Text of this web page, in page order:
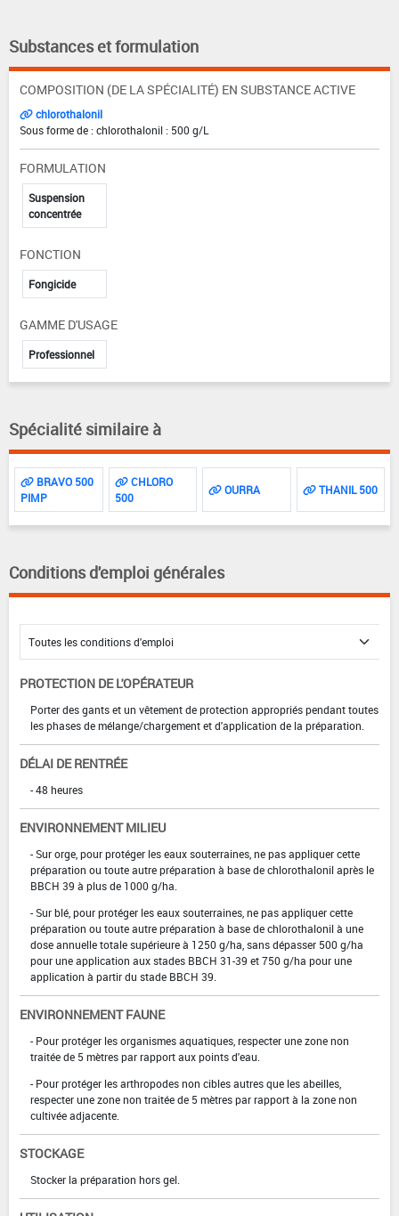
Substances et formulation
COMPOSITION (DE LA SPÉCIALITÉ) EN SUBSTANCE ACTIVE
chlorothalonil
Sous forme de : chlorothalonil : 500 g/L
FORMULATION
Suspension
concentrée
FONCTION
Fongicide
GAMME D'USAGE
Professionnel
Spécialité similaire à
BRAVO 500
PIMP
CHLORO
500
OURRA THANIL 500
Conditions d'emploi générales
PROTECTION DE L'OPÉRATEUR
Porter des gants et un vêtement de protection appropriés pendant toutes
les phases de mélange/chargement et d'application de la préparation.
DÉLAI DE RENTRÉE
- 48 heures
ENVIRONNEMENT MILIEU
- Sur orge, pour protéger les eaux souterraines, ne pas appliquer cette
préparation ou toute autre préparation à base de chlorothalonil après le
BBCH 39 à plus de 1000 g/ha.
- Sur blé, pour protéger les eaux souterraines, ne pas appliquer cette
préparation ou toute autre préparation à base de chlorothalonil à une
dose annuelle totale supérieure à 1250 g/ha, sans dépasser 500 g/ha
pour une application aux stades BBCH 31-39 et 750 g/ha pour une
application à partir du stade BBCH 39.
ENVIRONNEMENT FAUNE
- Pour protéger les organismes aquatiques, respecter une zone non
traitée de 5 mètres par rapport aux points d'eau.
- Pour protéger les arthropodes non cibles autres que les abeilles,
respecter une zone non traitée de 5 mètres par rapport à la zone non
cultivée adjacente.
STOCKAGE
Stocker la préparation hors gel.